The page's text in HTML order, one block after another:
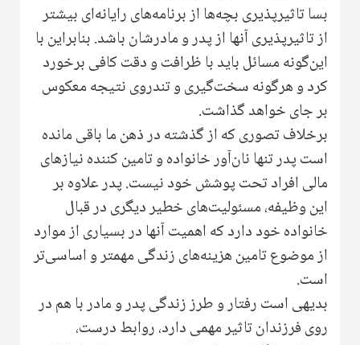
بسا تاثیرپذیری بچه‌‌ها از برنامه‌های رایانه‌ای بیشتر
از تاثیرپذیری آنها از پدر و مادرشان باشد. بنابراین با
این‌گونه مسائل باید با ظرافت و دقت کافی برخورد
کرد و هرگونه سخت‌گیری و تندروی نتیجه معکوس
بر جای خواهد گذاشت.
برخلاف تصوری که از گذشته در ذهن ما باقی مانده
است پدر تنها نان‌آور خانواده و تامین کننده نیازهای
مالی افراد تحت پوشش خود نیست. پدر علاوه بر
این وظیفه، مسئولیت‌های خطیر دیگری در قبال
خانواده خود دارد که اهمیت آنها در بسیاری از موارد
از موضوع تامین هزینه‌های زندگی مهمتر و اساسی‌تر
است.
بدیهی است رفتار و طرز زندگی پدر و مادر با هم در
روی فرزندان تاثیر مهمی دارد، روابط درست،